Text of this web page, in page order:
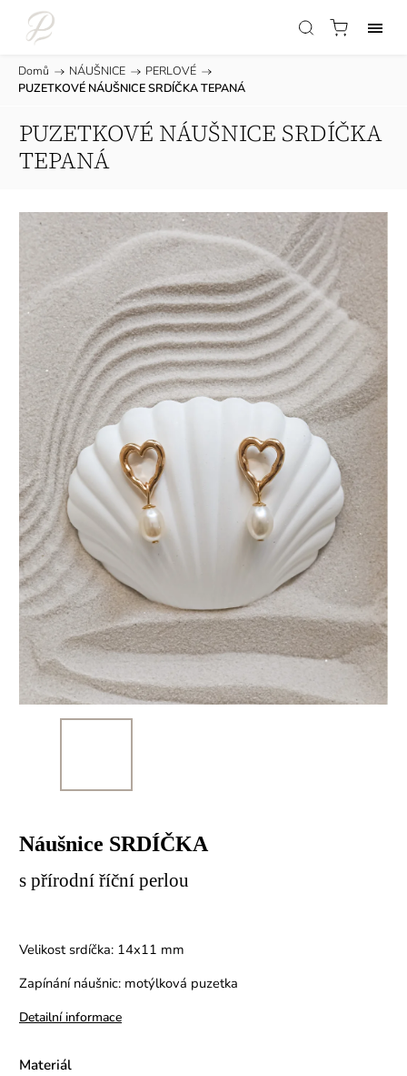
Domů / NÁUŠNICE / PERLOVÉ /
PUZETKOVÉ NÁUŠNICE SRDÍČKA TEPANÁ
PUZETKOVÉ NÁUŠNICE SRDÍČKA
TEPANÁ
Náušnice SRDÍČKA
s přírodní říční perlou
Velikost srdíčka: 14x11 mm
Zapínání náušnic: motýlková puzetka
Detailní informace
Materiál